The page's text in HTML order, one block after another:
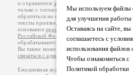
Мы используем файлы
для улучшения работы
Оставаясь на сайте, вы
соглашаетесь с
использования файлов
Чтобы ознакомиться с
Политикой обработки
и охраняются законом
. Перепечатка
только с согласия его автора, к которому вы
обратиться на его авторской странице.
тексты произведений авторы несут
основанииправил публикациии
Российской Федерации
обрабатываются на основанииПолитики
Вы также можете посмотреть более
связаться с администрацией
Ежедневная аудитория портала Проза.ру –